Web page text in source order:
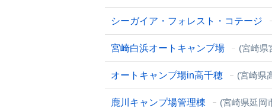
シーガイア・フォレスト・コテージ
宮崎白浜オートキャンプ場 (宮崎県
オートキャンプ場in高千穂 (宮崎県
鹿川キャンプ場管理棟 (宮崎県延岡